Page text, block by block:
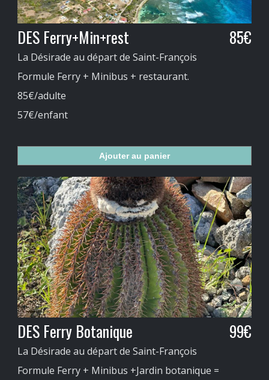
85€
DES Ferry+Min+rest
La Désirade au départ de Saint-François
Formule Ferry + Minibus + restaurant.
85€/adulte
57€/enfant
Ajouter au panier
99€
DES Ferry Botanique
La Désirade au départ de Saint-François
Formule Ferry + Minibus +Jardin botanique =